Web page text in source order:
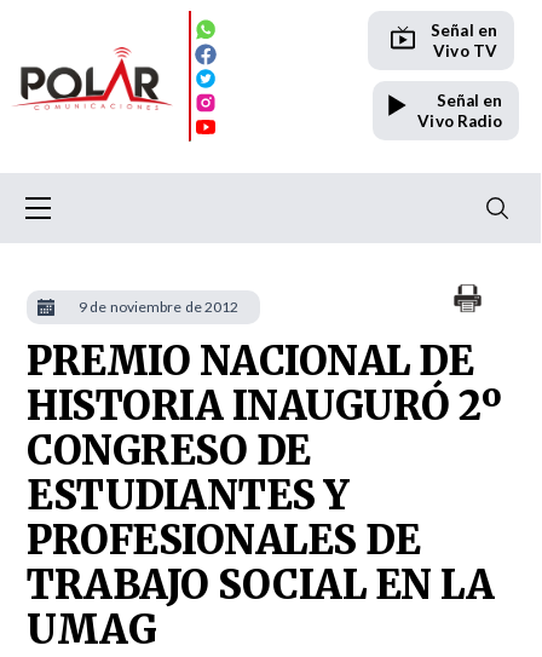
Señal en
Vivo TV
Señal en
Vivo Radio
PREMIO NACIONAL DE
HISTORIA INAUGURÓ 2º
CONGRESO DE
ESTUDIANTES Y
PROFESIONALES DE
TRABAJO SOCIAL EN LA
UMAG
9 de noviembre de 2012